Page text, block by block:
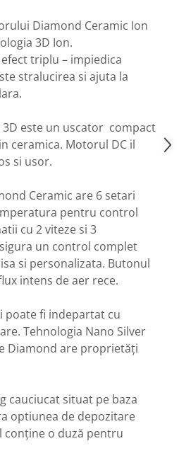
Diamond Ceramic Ion
3D Ion.
triplu – impiedica
stralucirea si ajuta la
este un uscator compact
ceramica. Motorul DC il
si usor.
Ceramic are 6 setari
pentru control
cu 2 viteze si 3
un control complet
si personalizata. Butonul
intens de aer rece.
poate fi indepartat cu
Tehnologia Nano Silver
Diamond are proprietăți
cauciucat situat pe baza
optiunea de depozitare
conține o duză pentru